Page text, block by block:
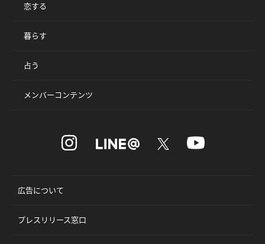
恋する
暮らす
占う
メンバーコンテンツ
広告について
プレスリリース窓口